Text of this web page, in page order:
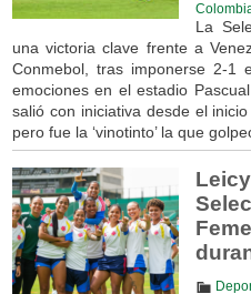
La
una victoria clave frente a
Conmebol, tras imponerse 2-1
emociones en el estadio
salió con iniciativa desde el
pero fue la ‘vinotinto’ la que